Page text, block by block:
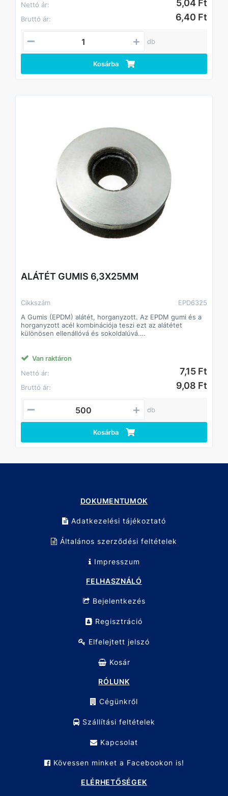
Nettó ár:
5,04 Ft
Bruttó ár: 6,40 Ft
db
Kosárba
ALÁTÉT GUMIS 6,3X25MM
Cikkszám
EPD6325
A Gumis (EPDM) alátét, horganyzott. Az EPDM gumi és a
horganyzott acél kombinációja teszi ezt az alátétet
különösen ellenállóvá és sokoldalúvá.
Anyag: EPDM gumi és horganyzott acél
Van raktáron
Nettó ár:
7,15 Ft
Bruttó ár: 9,08 Ft
db
Kosárba
DOKUMENTUMOK
Adatkezelési tájékoztató
Általános szerződési feltételek
Impresszum
FELHASZNÁLÓ
Bejelentkezés
Regisztráció
Elfelejtett jelszó
Kosár
RÓLUNK
Cégünkről
Szállítási feltételek
Kapcsolat
Kövessen minket a Facebookon is!
ELÉRHETŐSÉGEK